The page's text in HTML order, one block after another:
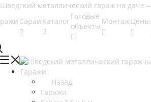
Сараи Каталог
Готовые
объекты
МонтажЦены
Гаражи
Назад
Гаражи